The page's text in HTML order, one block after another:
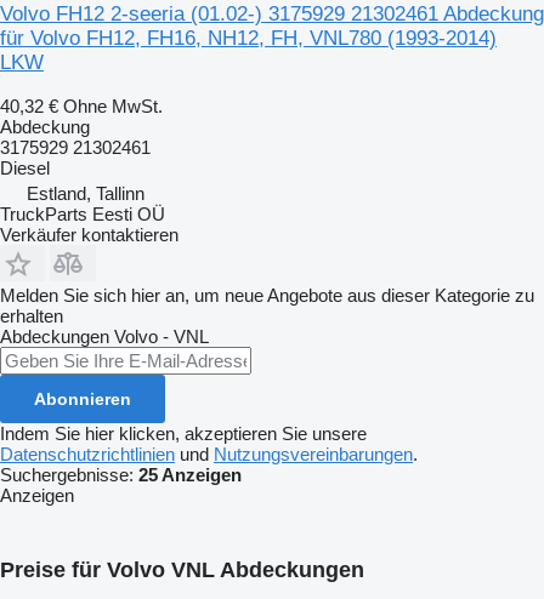
Volvo FH12 2-seeria (01.02-) 3175929 21302461 Abdeckung
für Volvo FH12, FH16, NH12, FH, VNL780 (1993-2014)
LKW
40,32 € Ohne MwSt.
Abdeckung
3175929 21302461
Diesel
Estland, Tallinn
TruckParts Eesti OÜ
Verkäufer kontaktieren
Melden Sie sich hier an, um neue Angebote aus dieser Kategorie zu
erhalten
Abdeckungen Volvo - VNL
Abonnieren
Indem Sie hier klicken, akzeptieren Sie unsere
Datenschutzrichtlinien und Nutzungsvereinbarungen.
Suchergebnisse: 25 Anzeigen
Anzeigen
Preise für Volvo VNL Abdeckungen